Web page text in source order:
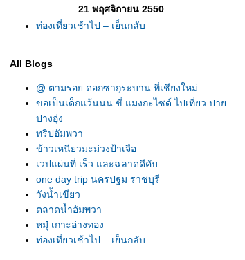
21 พฤศจิกายน 2550
ท่องเที่ยวเช้าไป – เย็นกลับ
All Blogs
@ ตามรอย ดอกซากุระบาน ที่เชียงใหม่
ขอเป็นเด็กแว้นนน ขี่ แมงกะไซด์ ไปเที่ยว ปา
ปางอุ๋ง
ทริปอัมพวา
ข้าวเหนียวมะม่วงป้าเจือ
เวปแผ่นที่ เร็ว และฉลาดดีคับ
one day trip นครปฐม ราชบุรี
วังน้ำเขียว
ตลาดน้ำอัมพวา
หมุ๋ เกาะอ่างทอง
ท่องเที่ยวเช้าไป – เย็นกลับ